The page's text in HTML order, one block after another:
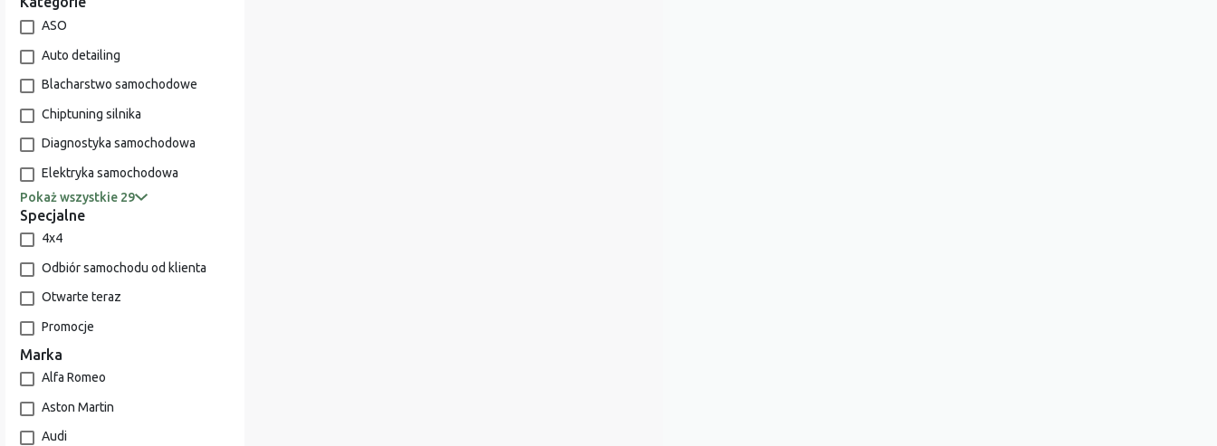
ASO
Auto detailing
Blacharstwo samochodowe
Chiptuning silnika
Diagnostyka samochodowa
Elektryka samochodowa
Pokaż wszystkie 29
Specjalne
4x4
Odbiór samochodu od klienta
Otwarte teraz
Promocje
Marka
Alfa Romeo
Aston Martin
Audi